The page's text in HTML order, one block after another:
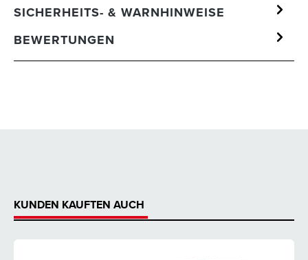
SICHERHEITS- & WARNHINWEISE
BEWERTUNGEN
KUNDEN KAUFTEN AUCH